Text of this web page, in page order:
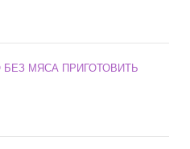
БЕЗ МЯСА ПРИГОТОВИТЬ